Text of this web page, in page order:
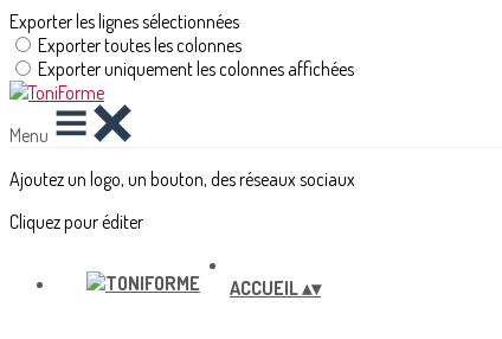
Exporter les lignes sélectionnées
Exporter toutes les colonnes
Exporter uniquement les colonnes affichées
Menu
Ajoutez un logo, un bouton, des réseaux sociaux
Cliquez pour éditer
ACCUEIL▴▾